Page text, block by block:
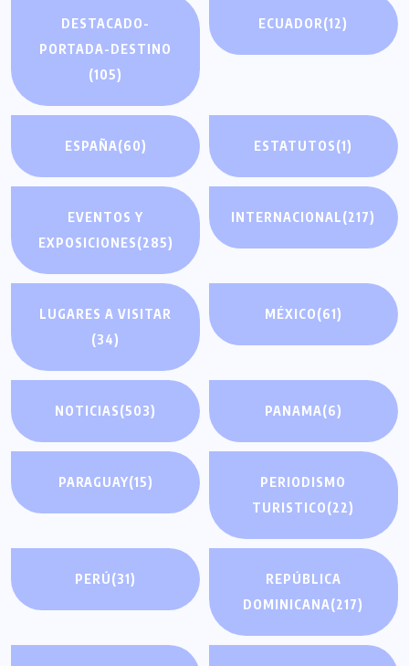
DESTACADO-
PORTADA-DESTINO
(105)
ECUADOR(12)
ESPAÑA(60) ESTATUTOS(1)
EVENTOS Y
EXPOSICIONES(285)
INTERNACIONAL(217)
LUGARES A VISITAR
(34)
MÉXICO(61)
NOTICIAS(503) PANAMA(6)
PARAGUAY(15)
PERIODISMO
TURISTICO(22)
PERÚ(31)
REPÚBLICA
DOMINICANA(217)